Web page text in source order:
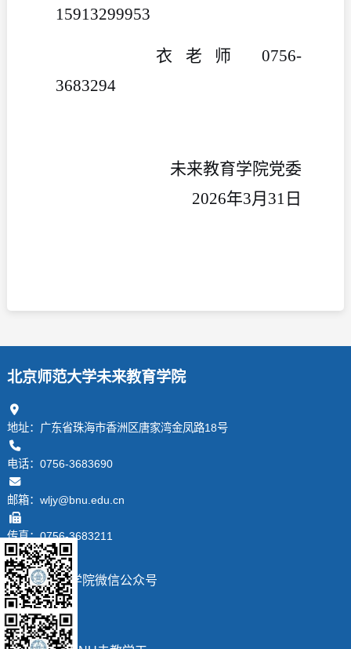
15913299953
衣老师
0756-
3683294
未来教育学院党委
2026年3月31日
北京师范大学未来教育学院
地址：广东省珠海市香洲区唐家湾金凤路18号
电话：0756-3683690
邮箱：wljy@bnu.edu.cn
传真：0756-3683211
学院微信公众号